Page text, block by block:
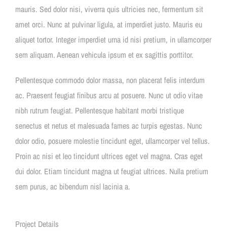
mauris. Sed dolor nisi, viverra quis ultricies nec, fermentum sit
amet orci. Nunc at pulvinar ligula, at imperdiet justo. Mauris eu
aliquet tortor. Integer imperdiet urna id nisi pretium, in ullamcorper
sem aliquam. Aenean vehicula ipsum et ex sagittis porttitor.
Pellentesque commodo dolor massa, non placerat felis interdum
ac. Praesent feugiat finibus arcu at posuere. Nunc ut odio vitae
nibh rutrum feugiat. Pellentesque habitant morbi tristique
senectus et netus et malesuada fames ac turpis egestas. Nunc
dolor odio, posuere molestie tincidunt eget, ullamcorper vel tellus.
Proin ac nisi et leo tincidunt ultrices eget vel magna. Cras eget
dui dolor. Etiam tincidunt magna ut feugiat ultrices. Nulla pretium
sem purus, ac bibendum nisl lacinia a.
Project Details